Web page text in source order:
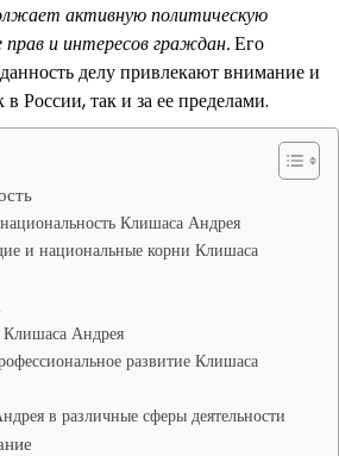
активную политическую
и интересов граждан.Его
делу привлекают внимание и
России, так и за ее пределами.
Клишаса Андрея
и национальные корни Клишаса
Андрея
развитие Клишаса
в различные сферы деятельности